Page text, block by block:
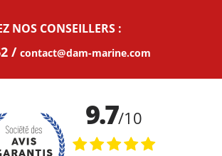
NOS CONSEILLERS :
contact@dam-marine.com